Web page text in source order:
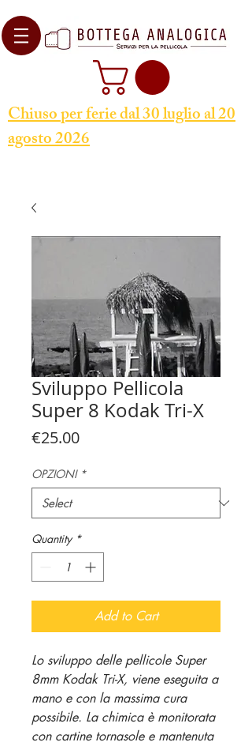
Chiuso per ferie dal 30 luglio al 20
agosto 2026
Sviluppo Pellicola
Super 8 Kodak Tri-X
€25.00Price
OPZIONI *
Quantity *
Add to Cart
Lo sviluppo delle pellicole Super
8mm Kodak Tri-X, viene eseguita a
mano e con la massima cura
possibile. La chimica è monitorata
con cartine tornasole e mantenuta